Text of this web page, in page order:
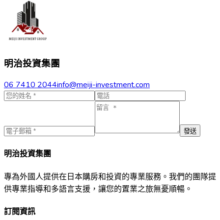
明治投資集團
06 7410 2044info@meiji-investment.com
發送
明治投資集團
專為外國人提供在日本購房和投資的專業服務。我們的團隊提
供專業指導和多語言支援，讓您的置業之旅無憂順暢。
訂閱資訊